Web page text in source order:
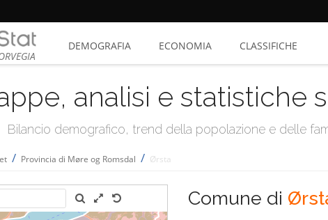
DEMOGRAFIA ECONOMIA CLASSIFICHE
analisi e statistiche
Bilancio demografico, trend della popolazione e delle
/ Provincia di Møre og Romsdal / Ørsta
Comune di